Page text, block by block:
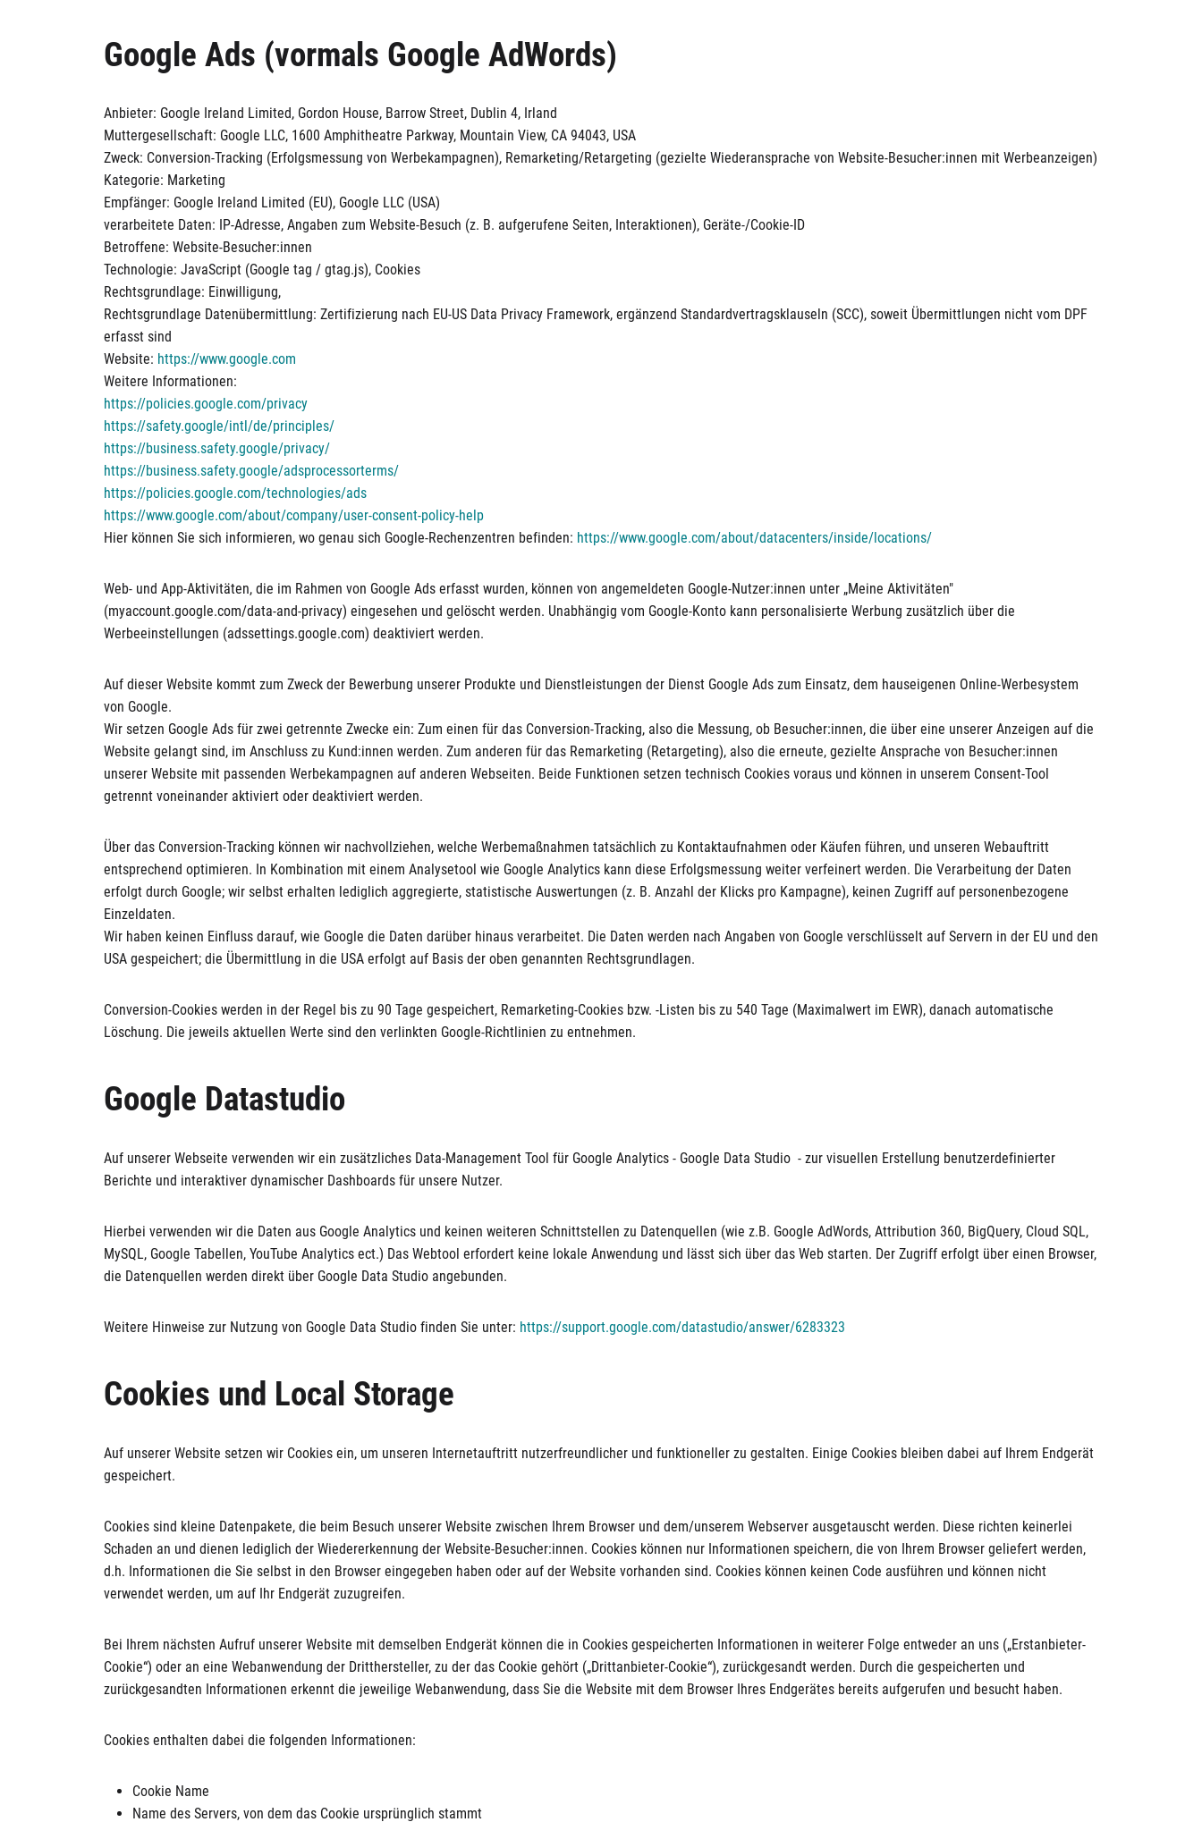
Google Ads (vormals Google AdWords)
Anbieter: Google Ireland Limited, Gordon House, Barrow Street, Dublin 4, Irland
Muttergesellschaft: Google LLC, 1600 Amphitheatre Parkway, Mountain View, CA 94043, USA
Zweck: Conversion-Tracking (Erfolgsmessung von Werbekampagnen), Remarketing/Retargeting (gezielte Wiederansprache von Website-Besucher:innen mit Werbeanzeigen)
Kategorie: Marketing
Empfänger: Google Ireland Limited (EU), Google LLC (USA)
verarbeitete Daten: IP-Adresse, Angaben zum Website-Besuch (z. B. aufgerufene Seiten, Interaktionen), Geräte-/Cookie-ID
Betroffene: Website-Besucher:innen
Technologie: JavaScript (Google tag / gtag.js), Cookies
Rechtsgrundlage: Einwilligung,
Rechtsgrundlage Datenübermittlung: Zertifizierung nach EU-US Data Privacy Framework, ergänzend Standardvertragsklauseln (SCC), soweit Übermittlungen nicht vom DPF
erfasst sind
Website: https://www.google.com
Weitere Informationen:
https://policies.google.com/privacy
https://safety.google/intl/de/principles/
https://business.safety.google/privacy/
https://business.safety.google/adsprocessorterms/
https://policies.google.com/technologies/ads
https://www.google.com/about/company/user-consent-policy-help
Hier können Sie sich informieren, wo genau sich Google-Rechenzentren befinden: https://www.google.com/about/datacenters/inside/locations/
Web- und App-Aktivitäten, die im Rahmen von Google Ads erfasst wurden, können von angemeldeten Google-Nutzer:innen unter „Meine Aktivitäten"
(myaccount.google.com/data-and-privacy) eingesehen und gelöscht werden. Unabhängig vom Google-Konto kann personalisierte Werbung zusätzlich über die
Werbeeinstellungen (adssettings.google.com) deaktiviert werden.
Auf dieser Website kommt zum Zweck der Bewerbung unserer Produkte und Dienstleistungen der Dienst Google Ads zum Einsatz, dem hauseigenen Online-Werbesystem
von Google.
Wir setzen Google Ads für zwei getrennte Zwecke ein: Zum einen für das Conversion-Tracking, also die Messung, ob Besucher:innen, die über eine unserer Anzeigen auf die
Website gelangt sind, im Anschluss zu Kund:innen werden. Zum anderen für das Remarketing (Retargeting), also die erneute, gezielte Ansprache von Besucher:innen
unserer Website mit passenden Werbekampagnen auf anderen Webseiten. Beide Funktionen setzen technisch Cookies voraus und können in unserem Consent-Tool
getrennt voneinander aktiviert oder deaktiviert werden.
Über das Conversion-Tracking können wir nachvollziehen, welche Werbemaßnahmen tatsächlich zu Kontaktaufnahmen oder Käufen führen, und unseren Webauftritt
entsprechend optimieren. In Kombination mit einem Analysetool wie Google Analytics kann diese Erfolgsmessung weiter verfeinert werden. Die Verarbeitung der Daten
erfolgt durch Google; wir selbst erhalten lediglich aggregierte, statistische Auswertungen (z. B. Anzahl der Klicks pro Kampagne), keinen Zugriff auf personenbezogene
Einzeldaten.
Wir haben keinen Einfluss darauf, wie Google die Daten darüber hinaus verarbeitet. Die Daten werden nach Angaben von Google verschlüsselt auf Servern in der EU und den
USA gespeichert; die Übermittlung in die USA erfolgt auf Basis der oben genannten Rechtsgrundlagen.
Conversion-Cookies werden in der Regel bis zu 90 Tage gespeichert, Remarketing-Cookies bzw. -Listen bis zu 540 Tage (Maximalwert im EWR), danach automatische
Löschung. Die jeweils aktuellen Werte sind den verlinkten Google-Richtlinien zu entnehmen.
Google Datastudio
Auf unserer Webseite verwenden wir ein zusätzliches Data-Management Tool für Google Analytics - Google Data Studio - zur visuellen Erstellung benutzerdefinierter
Berichte und interaktiver dynamischer Dashboards für unsere Nutzer.
Hierbei verwenden wir die Daten aus Google Analytics und keinen weiteren Schnittstellen zu Datenquellen (wie z.B. Google AdWords, Attribution 360, BigQuery, Cloud SQL,
MySQL, Google Tabellen, YouTube Analytics ect.) Das Webtool erfordert keine lokale Anwendung und lässt sich über das Web starten. Der Zugriff erfolgt über einen Browser,
die Datenquellen werden direkt über Google Data Studio angebunden.
Weitere Hinweise zur Nutzung von Google Data Studio finden Sie unter: https://support.google.com/datastudio/answer/6283323
Cookies und Local Storage
Auf unserer Website setzen wir Cookies ein, um unseren Internetauftritt nutzerfreundlicher und funktioneller zu gestalten. Einige Cookies bleiben dabei auf Ihrem Endgerät
gespeichert.
Cookies sind kleine Datenpakete, die beim Besuch unserer Website zwischen Ihrem Browser und dem/unserem Webserver ausgetauscht werden. Diese richten keinerlei
Schaden an und dienen lediglich der Wiedererkennung der Website-Besucher:innen. Cookies können nur Informationen speichern, die von Ihrem Browser geliefert werden,
d.h. Informationen die Sie selbst in den Browser eingegeben haben oder auf der Website vorhanden sind. Cookies können keinen Code ausführen und können nicht
verwendet werden, um auf Ihr Endgerät zuzugreifen.
Bei Ihrem nächsten Aufruf unserer Website mit demselben Endgerät können die in Cookies gespeicherten Informationen in weiterer Folge entweder an uns („Erstanbieter-
Cookie“) oder an eine Webanwendung der Dritthersteller, zu der das Cookie gehört („Drittanbieter-Cookie“), zurückgesandt werden. Durch die gespeicherten und
zurückgesandten Informationen erkennt die jeweilige Webanwendung, dass Sie die Website mit dem Browser Ihres Endgerätes bereits aufgerufen und besucht haben.
Cookies enthalten dabei die folgenden Informationen:
Cookie Name
Name des Servers, von dem das Cookie ursprünglich stammt